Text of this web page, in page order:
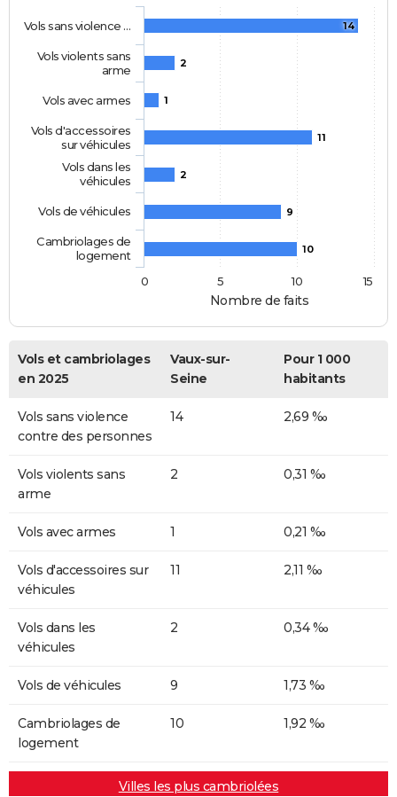
Nombre de faits
14
2
1
11
2
9
10
Vols sans violence …
Vols violents sans
arme
Vols avec armes
Vols d'accessoires
sur véhicules
Vols dans les
véhicules
Vols de véhicules
Cambriolages de
logement
0
5 10 15
Vols et cambriolages
en 2025
Vaux-sur-
Seine
Pour 1 000
habitants
Vols sans violence
contre des personnes
14 2,69 ‰
Vols violents sans
arme
2 0,31 ‰
Vols avec armes 1 0,21 ‰
Vols d'accessoires sur
véhicules
11 2,11 ‰
Vols dans les
véhicules
2 0,34 ‰
Vols de véhicules 9 1,73 ‰
Cambriolages de
logement
10 1,92 ‰
Villes les plus cambriolées